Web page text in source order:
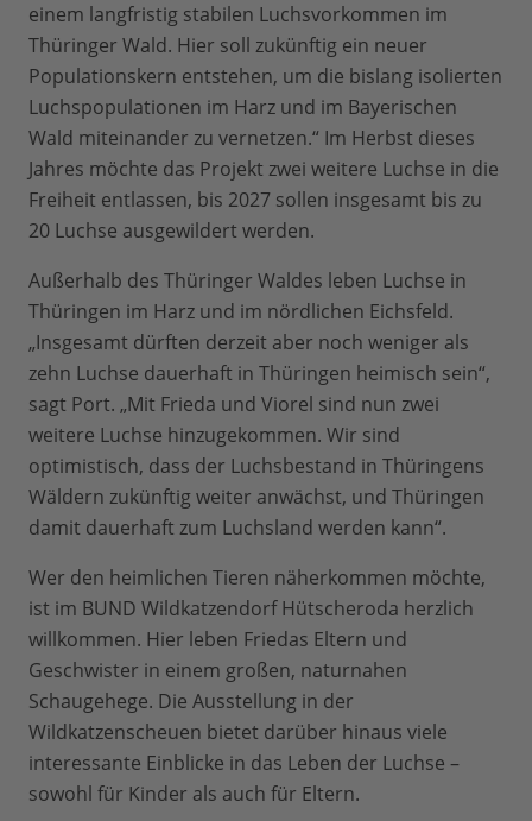
einem langfristig stabilen Luchsvorkommen im
Thüringer Wald. Hier soll zukünftig ein neuer
Populationskern entstehen, um die bislang isolierten
Luchspopulationen im Harz und im Bayerischen
Wald miteinander zu vernetzen.“ Im Herbst dieses
Jahres möchte das Projekt zwei weitere Luchse in die
Freiheit entlassen, bis 2027 sollen insgesamt bis zu
20 Luchse ausgewildert werden.
Außerhalb des Thüringer Waldes leben Luchse in
Thüringen im Harz und im nördlichen Eichsfeld.
„Insgesamt dürften derzeit aber noch weniger als
zehn Luchse dauerhaft in Thüringen heimisch sein“,
sagt Port. „Mit Frieda und Viorel sind nun zwei
weitere Luchse hinzugekommen. Wir sind
optimistisch, dass der Luchsbestand in Thüringens
Wäldern zukünftig weiter anwächst, und Thüringen
damit dauerhaft zum Luchsland werden kann“.
Wer den heimlichen Tieren näherkommen möchte,
ist im BUND Wildkatzendorf Hütscheroda herzlich
willkommen. Hier leben Friedas Eltern und
Geschwister in einem großen, naturnahen
Schaugehege. Die Ausstellung in der
Wildkatzenscheuen bietet darüber hinaus viele
interessante Einblicke in das Leben der Luchse –
sowohl für Kinder als auch für Eltern.